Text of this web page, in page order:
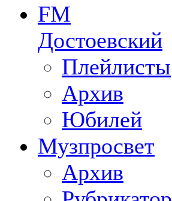
FM
Достоевский
Плейлисты
Архив
Юбилей
Музпросвет
Архив